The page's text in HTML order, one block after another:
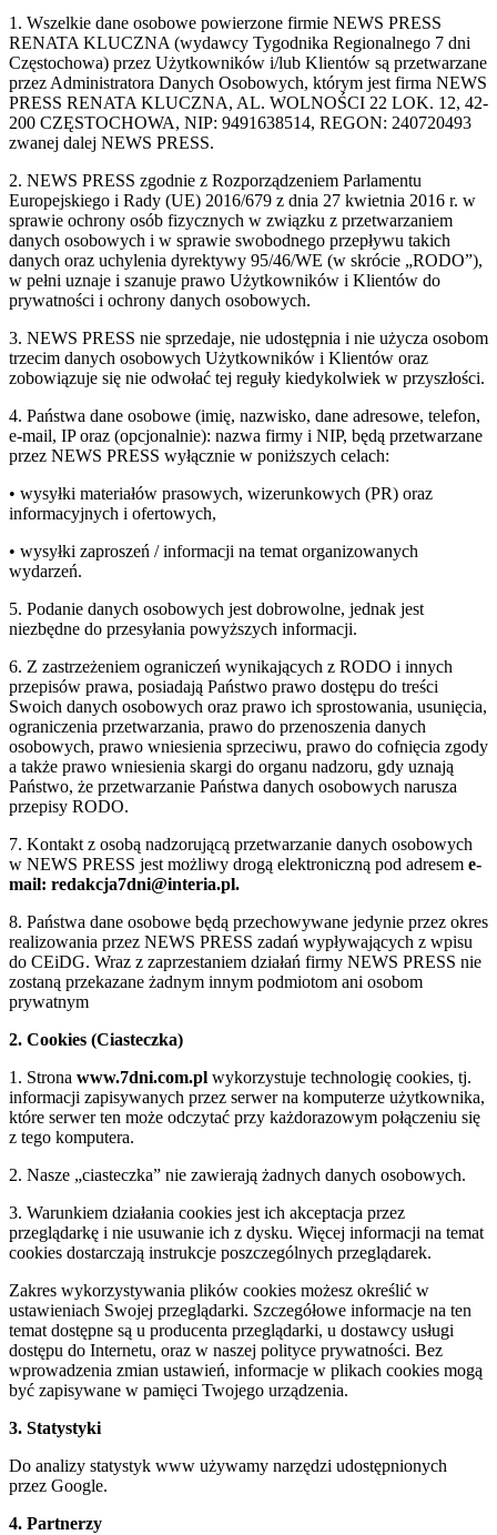
1. Wszelkie dane osobowe powierzone firmie NEWS PRESS
RENATA KLUCZNA (wydawcy Tygodnika Regionalnego 7 dni
Częstochowa) przez Użytkowników i/lub Klientów są przetwarzane
przez Administratora Danych Osobowych, którym jest firma NEWS
PRESS RENATA KLUCZNA, AL. WOLNOŚCI 22 LOK. 12, 42-
200 CZĘSTOCHOWA, NIP: 9491638514, REGON: 240720493
zwanej dalej NEWS PRESS.
2. NEWS PRESS zgodnie z Rozporządzeniem Parlamentu
Europejskiego i Rady (UE) 2016/679 z dnia 27 kwietnia 2016 r. w
sprawie ochrony osób fizycznych w związku z przetwarzaniem
danych osobowych i w sprawie swobodnego przepływu takich
danych oraz uchylenia dyrektywy 95/46/WE (w skrócie „RODO”),
w pełni uznaje i szanuje prawo Użytkowników i Klientów do
prywatności i ochrony danych osobowych.
3. NEWS PRESS nie sprzedaje, nie udostępnia i nie użycza osobom
trzecim danych osobowych Użytkowników i Klientów oraz
zobowiązuje się nie odwołać tej reguły kiedykolwiek w przyszłości.
4. Państwa dane osobowe (imię, nazwisko, dane adresowe, telefon,
e-mail, IP oraz (opcjonalnie): nazwa firmy i NIP, będą przetwarzane
przez NEWS PRESS wyłącznie w poniższych celach:
• wysyłki materiałów prasowych, wizerunkowych (PR) oraz
informacyjnych i ofertowych,
• wysyłki zaproszeń / informacji na temat organizowanych
wydarzeń.
5. Podanie danych osobowych jest dobrowolne, jednak jest
niezbędne do przesyłania powyższych informacji.
6. Z zastrzeżeniem ograniczeń wynikających z RODO i innych
przepisów prawa, posiadają Państwo prawo dostępu do treści
Swoich danych osobowych oraz prawo ich sprostowania, usunięcia,
ograniczenia przetwarzania, prawo do przenoszenia danych
osobowych, prawo wniesienia sprzeciwu, prawo do cofnięcia zgody
a także prawo wniesienia skargi do organu nadzoru, gdy uznają
Państwo, że przetwarzanie Państwa danych osobowych narusza
przepisy RODO.
7. Kontakt z osobą nadzorującą przetwarzanie danych osobowych
w NEWS PRESS jest możliwy drogą elektroniczną pod adresem e-
mail: redakcja7dni@interia.pl.
8. Państwa dane osobowe będą przechowywane jedynie przez okres
realizowania przez NEWS PRESS zadań wypływających z wpisu
do CEiDG. Wraz z zaprzestaniem działań firmy NEWS PRESS nie
zostaną przekazane żadnym innym podmiotom ani osobom
prywatnym
2. Cookies (Ciasteczka)
1. Strona www.7dni.com.pl wykorzystuje technologię cookies, tj.
informacji zapisywanych przez serwer na komputerze użytkownika,
które serwer ten może odczytać przy każdorazowym połączeniu się
z tego komputera.
2. Nasze „ciasteczka” nie zawierają żadnych danych osobowych.
3. Warunkiem działania cookies jest ich akceptacja przez
przeglądarkę i nie usuwanie ich z dysku. Więcej informacji na temat
cookies dostarczają instrukcje poszczególnych przeglądarek.
Zakres wykorzystywania plików cookies możesz określić w
ustawieniach Swojej przeglądarki. Szczegółowe informacje na ten
temat dostępne są u producenta przeglądarki, u dostawcy usługi
dostępu do Internetu, oraz w naszej polityce prywatności. Bez
wprowadzenia zmian ustawień, informacje w plikach cookies mogą
być zapisywane w pamięci Twojego urządzenia.
3. Statystyki
Do analizy statystyk www używamy narzędzi udostępnionych
przez Google.
4. Partnerzy